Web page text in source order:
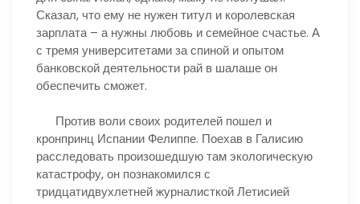
Сказал, что ему не нужен титул и королевская
зарплата – а нужны любовь и семейное счастье. А
с тремя университетами за спиной и опытом
банковской деятельности рай в шалаше он
обеспечить сможет.
Против воли своих родителей пошел и
кронпринц Испании Фелиппе. Поехав в Галисию
расследовать произошедшую там экологическую
катастрофу, он познакомился с
тридцатидвухлетней журналисткой Летисией